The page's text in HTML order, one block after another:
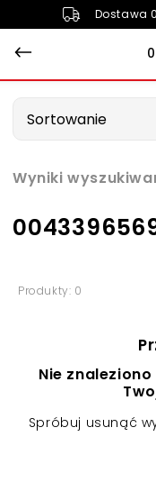
Dostawa
Wyniki
Sortowanie
Produkty: 0
Nie
Spróbuj usunąć